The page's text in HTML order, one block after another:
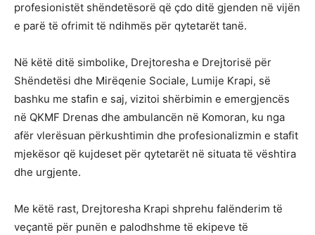
profesionistët shëndetësorë që çdo ditë gjenden në vijën
e parë të ofrimit të ndihmës për qytetarët tanë.
Në këtë ditë simbolike, Drejtoresha e Drejtorisë për
Shëndetësi dhe Mirëqenie Sociale, Lumije Krapi, së
bashku me stafin e saj, vizitoi shërbimin e emergjencës
në QKMF Drenas dhe ambulancën në Komoran, ku nga
afër vlerësuan përkushtimin dhe profesionalizmin e stafit
mjekësor që kujdeset për qytetarët në situata të vështira
dhe urgjente.
Me këtë rast, Drejtoresha Krapi shprehu falënderim të
veçantë për punën e palodhshme të ekipeve të